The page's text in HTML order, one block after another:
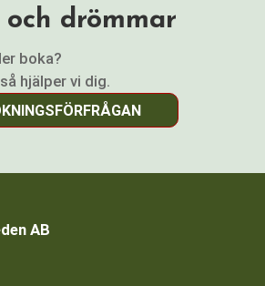
drömmar
boka?
hjälper vi dig.
AB